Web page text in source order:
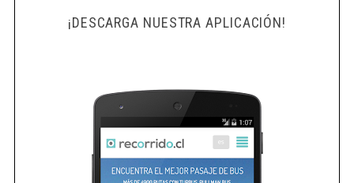
¡DESCARGA NUESTRA APLICACIÓN!